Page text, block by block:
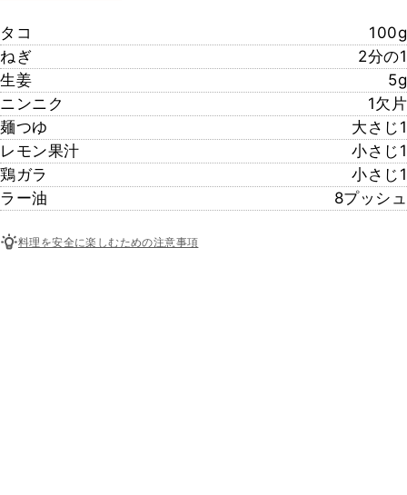
タコ
100g
ねぎ
2分の1
生姜
5g
ニンニク
1欠片
麺つゆ
大さじ1
レモン果汁
小さじ1
鶏ガラ
小さじ1
ラー油
8プッシュ
料理を安全に楽しむための注意事項